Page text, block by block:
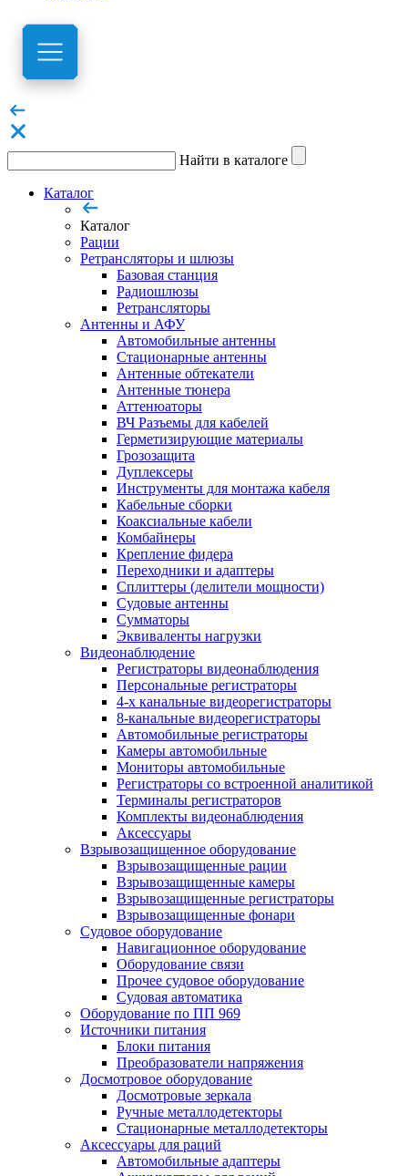
Найти в каталоге
Каталог
Каталог
Рации
Ретрансляторы и шлюзы
Базовая станция
Радиошлюзы
Ретрансляторы
Антенны и АФУ
Автомобильные антенны
Стационарные антенны
Антенные обтекатели
Антенные тюнера
Аттенюаторы
ВЧ Разъемы для кабелей
Герметизирующие материалы
Грозозащита
Дуплексеры
Инструменты для монтажа кабеля
Кабельные сборки
Коаксиальные кабели
Комбайнеры
Крепление фидера
Переходники и адаптеры
Сплиттеры (делители мощности)
Судовые антенны
Сумматоры
Эквиваленты нагрузки
Видеонаблюдение
Регистраторы видеонаблюдения
Персональные регистраторы
4-х канальные видеорегистраторы
8-канальные видеорегистраторы
Автомобильные регистраторы
Камеры автомобильные
Мониторы автомобильные
Регистраторы со встроенной аналитикой
Терминалы регистраторов
Комплекты видеонаблюдения
Аксессуары
Взрывозащищенное оборудование
Взрывозащищенные рации
Взрывозащищенные камеры
Взрывозащищенные регистраторы
Взрывозащищенные фонари
Судовое оборудование
Навигационное оборудование
Оборудование связи
Прочее судовое оборудование
Судовая автоматика
Оборудование по ПП 969
Источники питания
Блоки питания
Преобразователи напряжения
Досмотровое оборудование
Досмотровые зеркала
Ручные металлодетекторы
Стационарные металлодетекторы
Аксессуары для раций
Автомобильные адаптеры